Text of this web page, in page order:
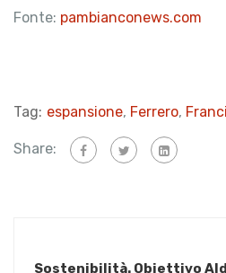
Fonte: pambianconews.com
Tag: espansione, Ferrero,
Share:
Sostenibilità. Obiettivo